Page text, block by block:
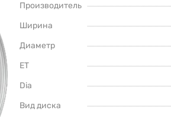
Производитель
Ширина
Диаметр
ET
Dia
Вид диска